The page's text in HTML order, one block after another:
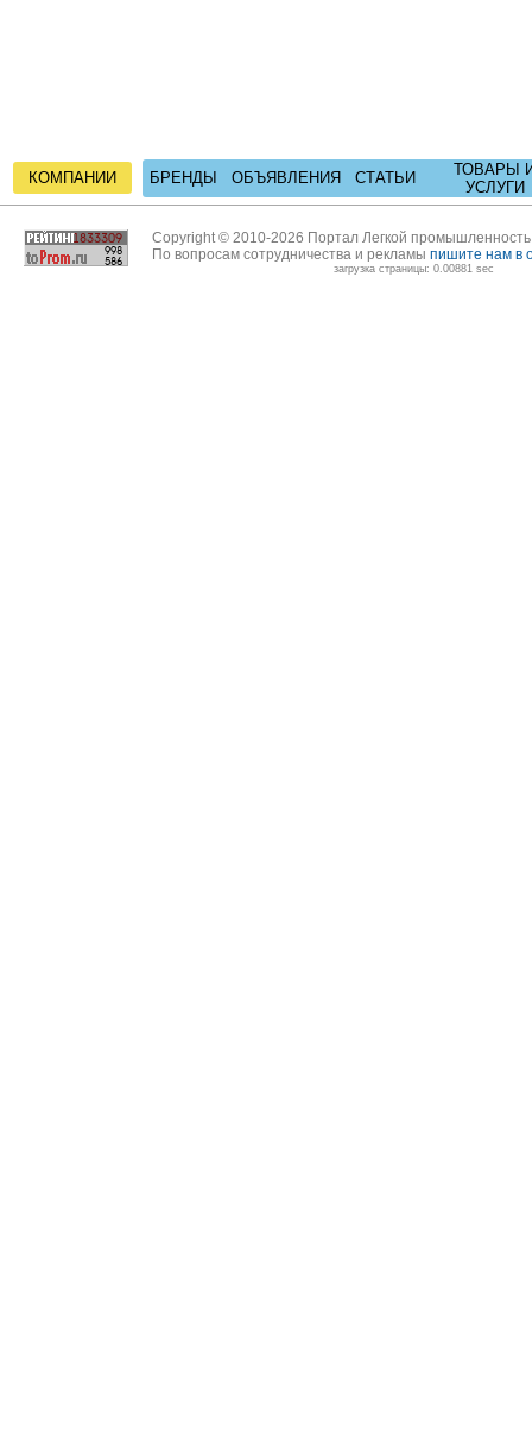
КОМПАНИИ БРЕНДЫ ОБЪЯВЛЕНИЯ СТАТЬИ
ТОВАРЫ
УСЛУГИ
Copyright © 2010-2026 Портал Легкой
По вопросам сотрудничества и рекламы пишите нам в
загрузка страницы: 0.00881 sec